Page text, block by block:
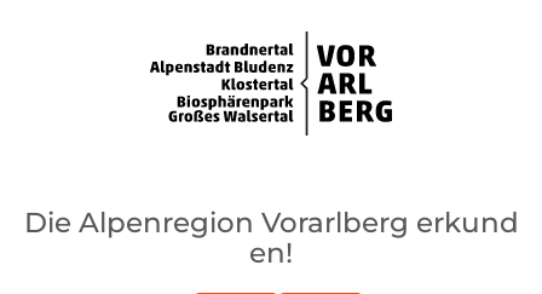
Die Alpenregion Vorarlberg erkund
en!